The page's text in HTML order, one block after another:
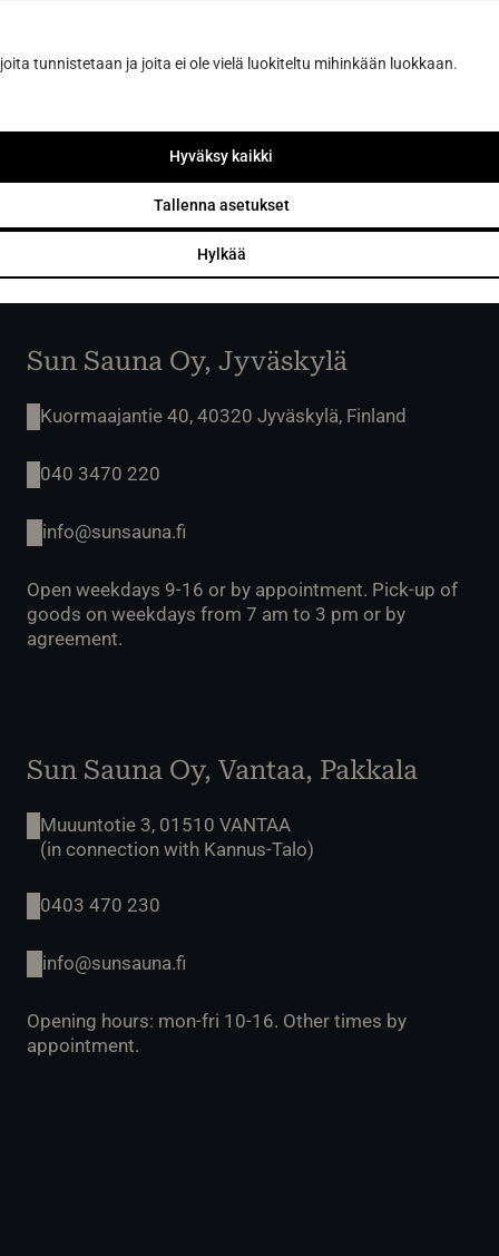
tunnistetaan ja joita ei ole vielä luokiteltu mihinkään luokkaan.
Hylkää
Tallenna asetukset
Hyväksy kaikki
Design your sauna
Sun Sauna Oy, Jyväskylä
Kuormaajantie 40, 40320 Jyväskylä, Finland
040 3470 220
info@sunsauna.fi
Open weekdays 9-16 or by appointment. Pick-up of
goods on weekdays from 7 am to 3 pm or by
agreement.
Sun Sauna Oy, Vantaa, Pakkala
Muuuntotie 3, 01510 VANTAA
(in connection with Kannus-Talo)
0403 470 230
info@sunsauna.fi
Opening hours: mon-fri 10-16. Other times by
appointment.